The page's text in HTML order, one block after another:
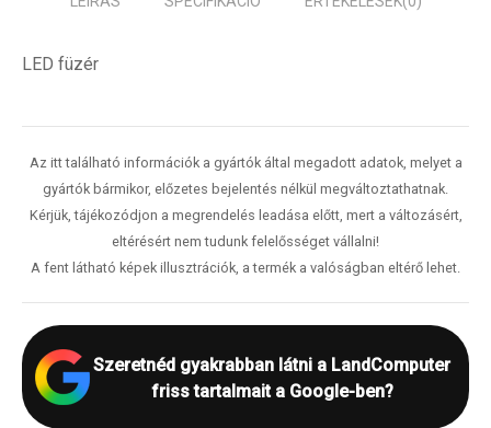
LED füzér
Az itt található információk a gyártók által megadott adatok, melyet a
gyártók bármikor, előzetes bejelentés nélkül megváltoztathatnak.
Kérjük, tájékozódjon a megrendelés leadása előtt, mert a változásért,
eltérésért nem tudunk felelősséget vállalni!
A fent látható képek illusztrációk, a termék a valóságban eltérő lehet.
Szeretnéd gyakrabban látni a LandComputer
friss tartalmait a Google-ben?